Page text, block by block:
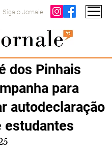
Siga o Jornale
dos Pinhais
para
autodeclaração
estudantes